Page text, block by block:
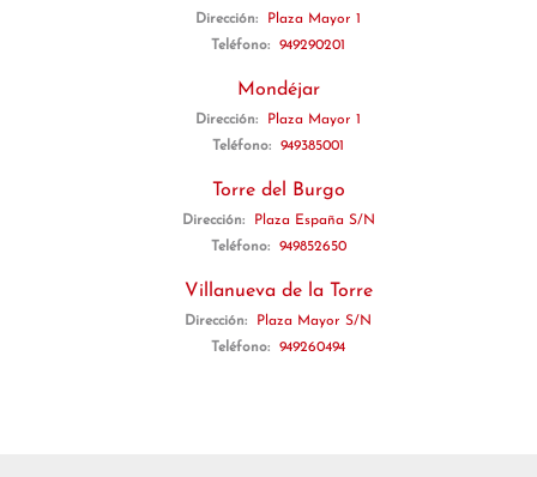
Dirección:
Plaza Mayor 1
Teléfono:
949290201
Mondéjar
Dirección:
Plaza Mayor 1
Teléfono:
949385001
Torre del Burgo
Dirección:
Plaza España S/N
Teléfono:
949852650
Villanueva de la Torre
Dirección:
Plaza Mayor S/N
Teléfono:
949260494